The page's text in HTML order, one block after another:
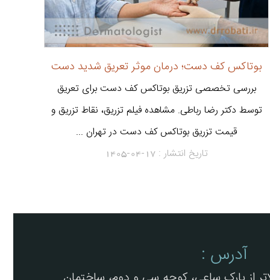
بوتاکس کف دست؛ درمان موثر تعریق شدید دست
بررسی تخصصی تزریق بوتاکس کف دست برای تعریق
توسط دکتر رضا رباطی. مشاهده فیلم تزریق، نقاط تزریق و
قیمت تزریق بوتاکس کف دست در تهران ...
تاریخ انتشار : 1405-04-17
آدرس :